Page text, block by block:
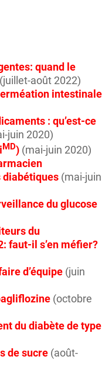
quand le
(juillet-août 2022)
intestinale
: qu’est-ce
juin 2020)
MD) (mai-juin 2020)
diabétiques (mai-juin
du glucose
du
faut-il s’en méfier?
d’équipe (juin
(octobre
du diabète de type
de sucre (août-